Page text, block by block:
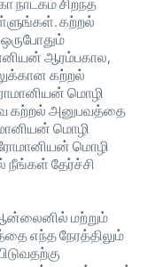
நாடகம் சிறந்த
கற்றல்
ஆரம்பகால,
கற்றல்
மொழி
கற்றல் அனுபவத்தை
மொழி
ரோமானியன் மொழி
தேர்ச்சி
மற்றும்
எந்த நேரத்திலும்